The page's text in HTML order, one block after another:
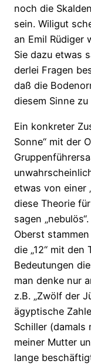
noch die
sein. Wiligut
an Emil Rüdiger
Sie dazu etwas
derlei Fragen
daß die
diesem Sinne
Ein konkreter
Sonne“ mit der
etwas von einer
diese Theorie
sagen
Oberst
die „12“ mit
Bedeutungen
man denke nur
z.B. „Zwölf der
ägyptische
Schiller (damals
meiner Mutter
lange